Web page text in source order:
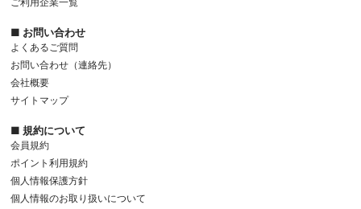
■ お問い合わせ
よくあるご質問
お問い合わせ（連絡先）
会社概要
サイトマップ
■ 規約について
会員規約
ポイント利用規約
個人情報保護方針
個人情報のお取り扱いについて